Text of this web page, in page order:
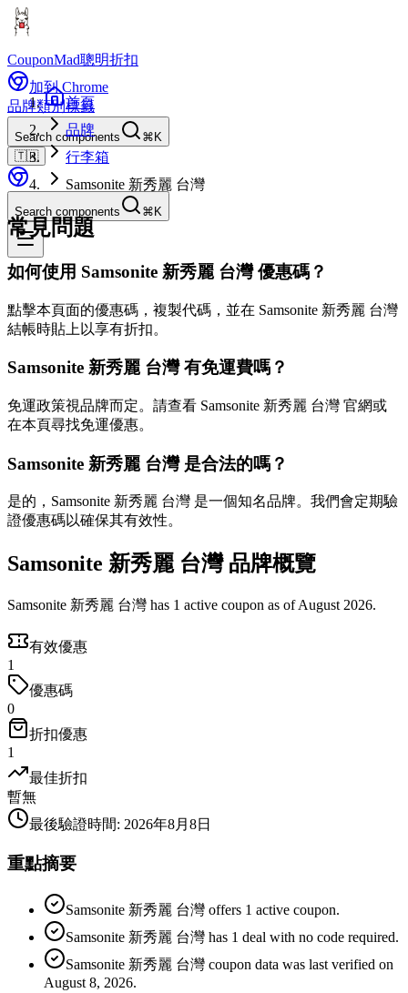
CouponMad聰明折扣
加到 Chrome
品牌類別標籤
Search components
⌘K
🇹🇼
Search components ⌘K
首頁
品牌
行李箱
Samsonite 新秀麗 台灣
常見問題
如何使用 Samsonite 新秀麗 台灣 優惠碼？
點擊本頁面的優惠碼，複製代碼，並在 Samsonite 新秀麗 台灣
結帳時貼上以享有折扣。
Samsonite 新秀麗 台灣 有免運費嗎？
免運政策視品牌而定。請查看 Samsonite 新秀麗 台灣 官網或
在本頁尋找免運優惠。
Samsonite 新秀麗 台灣 是合法的嗎？
是的，Samsonite 新秀麗 台灣 是一個知名品牌。我們會定期驗
證優惠碼以確保其有效性。
Samsonite 新秀麗 台灣 品牌概覽
Samsonite 新秀麗 台灣 has 1 active coupon as of August 2026.
有效優惠
1
優惠碼
0
折扣優惠
1
最佳折扣
暫無
最後驗證時間: 2026年8月8日
重點摘要
Samsonite 新秀麗 台灣 offers 1 active coupon.
Samsonite 新秀麗 台灣 has 1 deal with no code required.
Samsonite 新秀麗 台灣 coupon data was last verified on
August 8, 2026.